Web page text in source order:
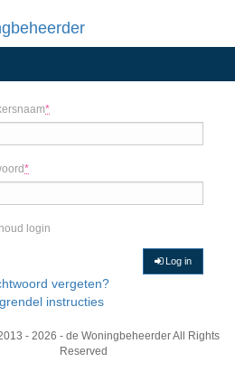
*
*
login
Log in
vergeten?
instructies
- 2026 - de Woningbeheerder All Rights
Reserved